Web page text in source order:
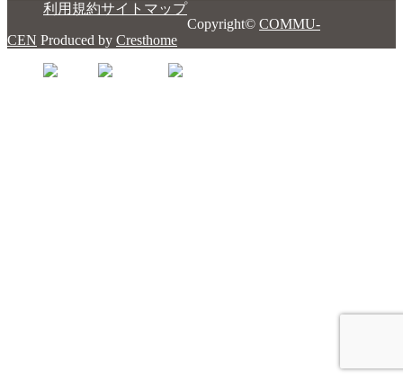
利用規約サイトマップ
Copyright© COMMU-
CEN Produced by Cresthome